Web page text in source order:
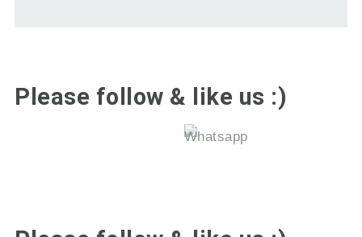
Please follow & like us :)